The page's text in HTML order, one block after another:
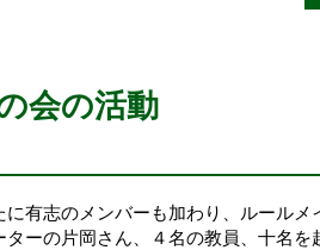
会の活動
有志のメンバーも加わり、ルールメ
ーの片岡さん、４名の教員、十名を